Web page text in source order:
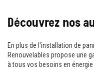
Découvrez nos
En plus de l'installation de
Renouvelables propose une
à tous vos besoins en énergie